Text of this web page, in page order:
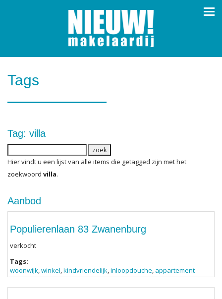
Tags
Tag: villa
Hier vindt u een lijst van alle items die getagged zijn met het
zoekwoord villa.
Aanbod
Populierenlaan 83 Zwanenburg
verkocht
Tags:
woonwijk,winkel,kindvriendelijk,inloopdouche, appartement